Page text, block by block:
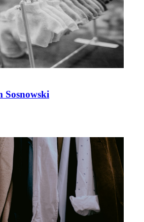
Sosnowski